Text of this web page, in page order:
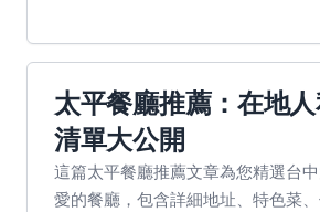
太平餐廳推薦：在地
清單大公開
這篇太平餐廳推薦文章為您精選台
愛的餐廳，包含詳細地址、特色菜